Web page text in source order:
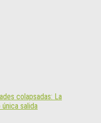
colapsadas: La
salida